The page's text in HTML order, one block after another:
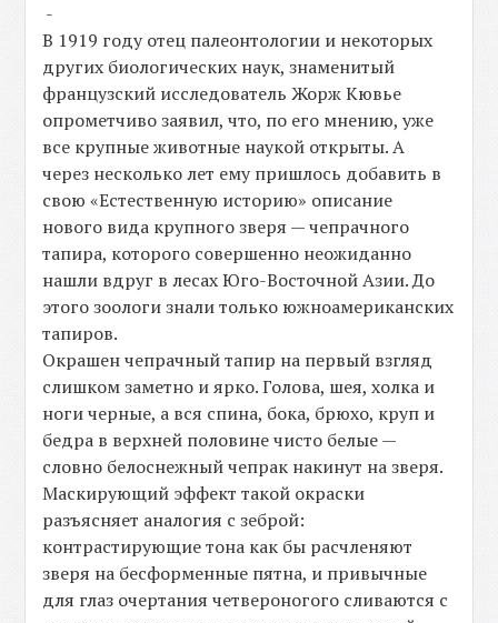
-
В 1919 году отец палеонтологии и некоторых
других биологических наук, знаменитый
французский исследователь Жорж Кювье
опрометчиво заявил, что, по его мнению, уже
все крупные животные наукой открыты. А
через несколько лет ему пришлось добавить в
свою «Естественную историю» описание
нового вида крупного зверя — чепрачного
тапира, которого совершенно неожиданно
нашли вдруг в лесах Юго-Восточной Азии. До
этого зоологи знали только южноамериканских
тапиров.
Окрашен чепрачный тапир на первый взгляд
слишком заметно и ярко. Голова, шея, холка и
ноги черные, а вся спина, бока, брюхо, круп и
бедра в верхней половине чисто белые —
словно белоснежный чепрак накинут на зверя.
Маскирующий эффект такой окраски
разъясняет аналогия с зеброй:
контрастирующие тона как бы расчленяют
зверя на бесформенные пятна, и привычные
для глаз очертания четвероногого сливаются с